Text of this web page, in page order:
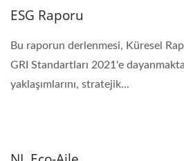
ESG Raporu
Bu raporun derlenmesi, Küresel
GRI Standartları 2021'e
yaklaşımlarını, stratejik...